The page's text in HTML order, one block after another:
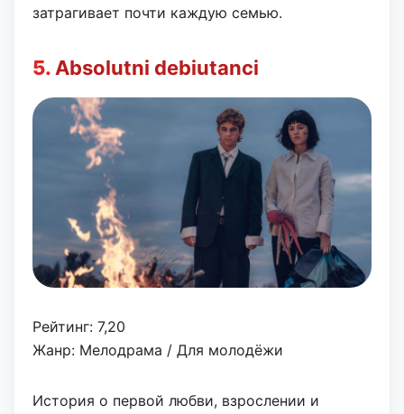
затрагивает почти каждую семью.
5. Absolutni debiutanci
Рейтинг: 7,20
Жанр: Мелодрама / Для молодёжи
История о первой любви, взрослении и